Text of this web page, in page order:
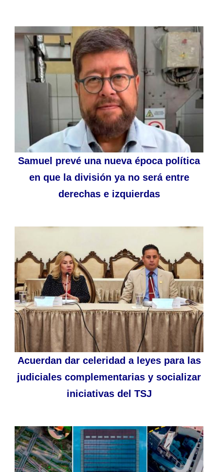
Samuel prevé una nueva época política
en que la división ya no será entre
derechas e izquierdas
Acuerdan dar celeridad a leyes para las
judiciales complementarias y socializar
iniciativas del TSJ